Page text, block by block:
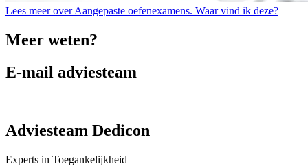
Lees meer over Aangepaste oefenexamens. Waar vind ik deze?
Meer weten?
E-mail adviesteam
Adviesteam Dedicon
Experts in Toegankelijkheid